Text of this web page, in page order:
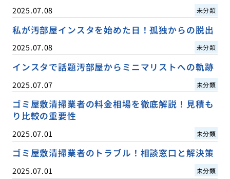
2025.07.08 未分類
私が汚部屋インスタを始めた日！孤独からの脱出
2025.07.08 未分類
インスタで話題汚部屋からミニマリストへの軌跡
2025.07.07 未分類
ゴミ屋敷清掃業者の料金相場を徹底解説！見積も
り比較の重要性
2025.07.01 未分類
ゴミ屋敷清掃業者のトラブル！相談窓口と解決策
2025.07.01 未分類